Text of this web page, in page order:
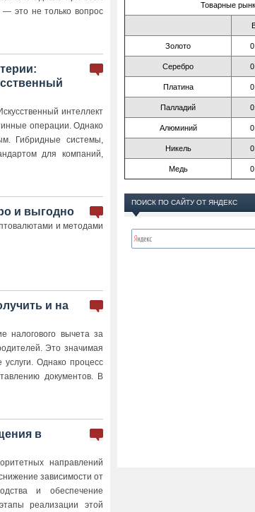
— это не только вопрос
интеллект
операции. Однако
Гибридные системы,
для компаний,
и выгодно
и методами
и на
налогового вычета за
Это значимая
Однако процесс
документов. В
в
направлений
зависимости от
и обеспечение
реализации этой
Товарные
Золото
Серебро
Платина
Палладий
Алюминий
Никель
Медь
ПОИСК ПО САЙТУ ОТ ЯНДЕКС